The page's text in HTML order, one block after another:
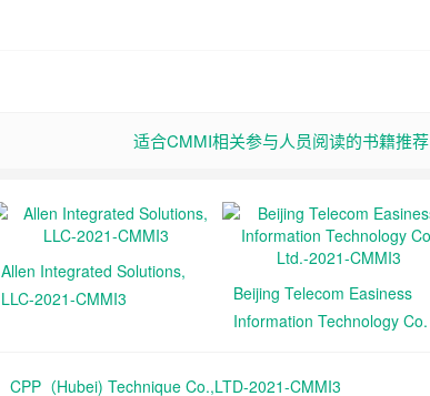
适合CMMI相关参与人员阅读的书籍推荐
Allen Integrated Solutions,
LLC-2021-CMMI3
Beijing Telecom Easiness
Information Technology Co.
CPP（Hubei) Technique Co.,LTD-2021-CMMI3